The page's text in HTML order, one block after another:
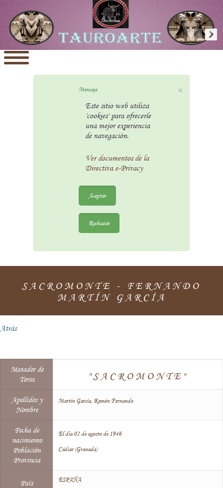
×
Mensaje
Este sitio web utiliza
'cookies' para ofrecerle
una mejor experiencia
de navegación.
Ver documentos de la
Directiva e-Privacy
Aceptar
Rechazar
SACROMONTE - FERNANDO
MARTÍN GARCÍA
Atrás
Matador de
Toros
"SACROMONTE"
Apellidos y
Nombre
Martín García, Ramón Fernando
Fecha de
nacimiento
Población
Provincia
El día 02 de agosto de 1946
Cádiar (Granada)
País ESPAÑA